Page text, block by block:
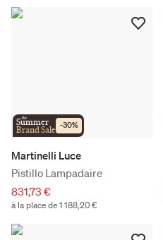
the
Summer
Brand Sale -30%
Martinelli Luce
Pistillo Lampadaire
831,73 €
à la place de 1 188,20 €